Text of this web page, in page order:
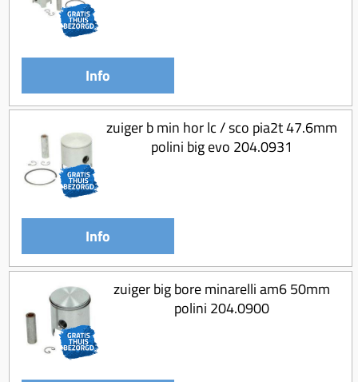
Info
zuiger b min hor lc / sco pia2t 47.6mm
polini big evo 204.0931
Info
zuiger big bore minarelli am6 50mm
polini 204.0900